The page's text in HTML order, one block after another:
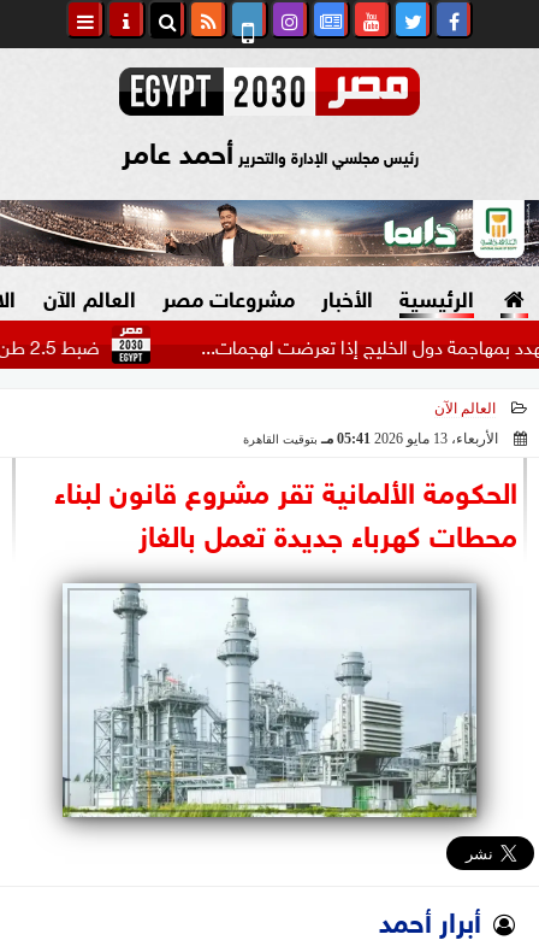
رئيس مجلسي الإدارة والتحرير أحمد عامر
الرئيسية الأخبار
السياسة
الرئاسة
البرلمان
الأحزاب
مشروعات مصر العالم الآن
ضبط 2.5 طن هيدرو بـ1.4 مليار جنيه في مزرعتين بالإسماعيلية دول الخليج إذا تعرضت لهجمات...
العالم الآن
الأربعاء، 13 مايو 2026
05:41 مـ بتوقيت القاهرة
الحكومة الألمانية تقر مشروع قانون لبناء
محطات كهرباء جديدة تعمل بالغاز
أبرار أحمد